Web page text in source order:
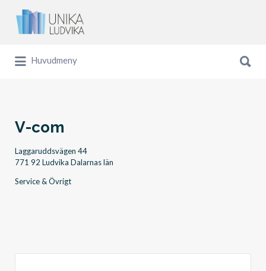
Sök
efter:
Huvudmeny
efter:
V-com
Laggaruddsvägen 44
771 92 Ludvika Dalarnas län
Service & Övrigt